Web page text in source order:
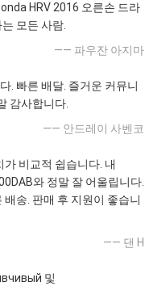
HRV 2016 오른손 드라
모든 사람.
—— 파우잔 아지마
. 빠른 배달. 즐거운 커뮤니
감사합니다.
—— 안드레이 사벤코
가 비교적 쉽습니다. 내
와 정말 잘 어울립니다.
배송. 판매 후 지원이 좋습니
—— 댄 H
및